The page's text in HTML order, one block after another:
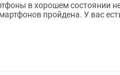
в хорошем состоянии
пройдена. У вас